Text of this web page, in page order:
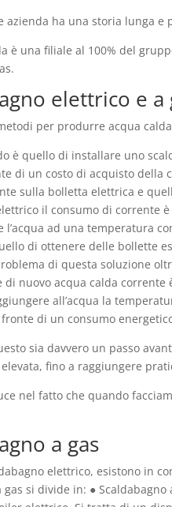
azienda ha una storia lunga
è una filiale al 100% del
elettrico e a
per produrre acqua
è quello di installare uno
di un costo di acquisto della
sulla bolletta elettrica e
il consumo di corrente
l’acqua ad una temperatura
di ottenere delle bollette
di questa soluzione
di nuovo acqua calda
all’acqua la
di un consumo
sia davvero un passo
fino a raggiungere
nel fatto che quando
a gas
elettrico, esistono in
gas si divide in: ●